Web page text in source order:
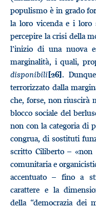
populismo è in grado
la loro vicenda e i loro
percepire la crisi della
l’inizio di una nuova
marginalità, i quali,
disponibili[26].
terrorizzato dalla
che, forse, non riuscirà
blocco sociale del
non con la categoria di
congrua, di sostituti
scritto Ciliberto –
comunitaria e
accentuato – fino a
carattere e la
della “democrazia dei